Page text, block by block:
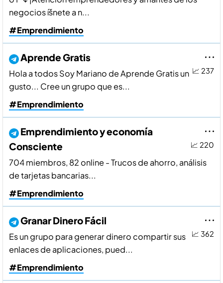
negocios íšnete a n...
#Emprendimiento
📈 237
Aprende Gratis
Hola a todos Soy Mariano de Aprende Gratis un
gusto... Cree un grupo que es...
#Emprendimiento
📈 220
Emprendimiento y economí­a
Consciente
704 miembros, 82 online - Trucos de ahorro, análisis
de tarjetas bancarias...
#Emprendimiento
📈 362
Granar Dinero Fácil
Es un grupo para generar dinero compartir sus
enlaces de aplicaciones, pued...
#Emprendimiento